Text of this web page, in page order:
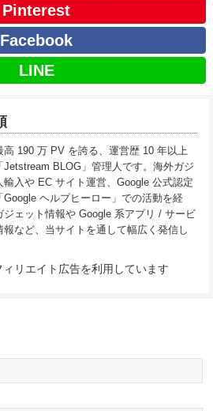
Pinterest
Facebook
LINE
高 190 万 PV を誇る、運営歴 10 年以上
Jetstream BLOG」管理人です。海外ガジ
輸入や EC サイト運営、Google 公式認定
Google ヘルプヒーロー」での活動を経
ジェット情報や Google 系アプリ / サービ
報など、当サイトを通して幅広く発信し
リエイト広告を利用しています